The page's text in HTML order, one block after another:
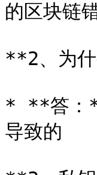
的区块链
**2、为
* **答：
导致的